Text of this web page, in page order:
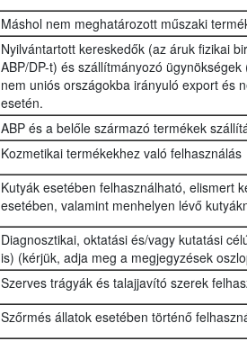
Máshol nem meghatározott műszaki
Nyilvántartott kereskedők (az áruk fizikai
ABP/DP-t) és szállítmányozó
nem uniós országokba irányuló export és
esetén.
ABP és a belőle származó termékek
Kozmetikai termékekhez való felhasználás
Kutyák esetében felhasználható, elismert
esetében, valamint menhelyen lévő
Diagnosztikai, oktatási és/vagy kutatási
is) (kérjük, adja meg a megjegyzések
Szerves trágyák és talajjavító szerek
Szőrmés állatok esetében történő